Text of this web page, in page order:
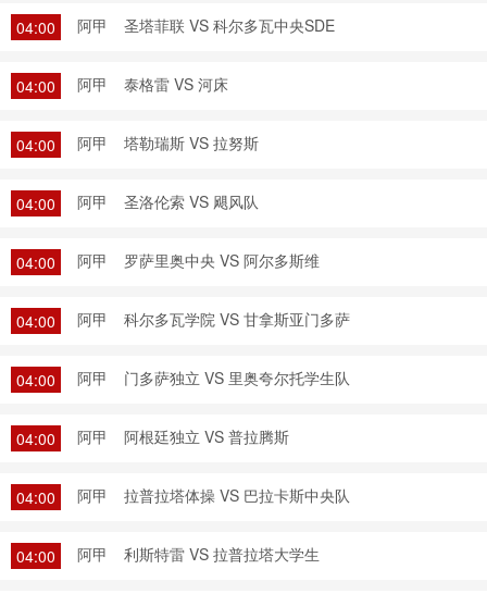
04:00 阿甲 圣塔菲联 VS 科尔多瓦中央SDE
04:00 阿甲 泰格雷 VS 河床
04:00 阿甲 塔勒瑞斯 VS 拉努斯
04:00 阿甲 圣洛伦索 VS 飓风队
04:00 阿甲 罗萨里奥中央 VS 阿尔多斯维
04:00 阿甲 科尔多瓦学院 VS 甘拿斯亚门多萨
04:00 阿甲 门多萨独立 VS 里奥夸尔托学生队
04:00 阿甲 阿根廷独立 VS 普拉腾斯
04:00 阿甲 拉普拉塔体操 VS 巴拉卡斯中央队
04:00 阿甲 利斯特雷 VS 拉普拉塔大学生